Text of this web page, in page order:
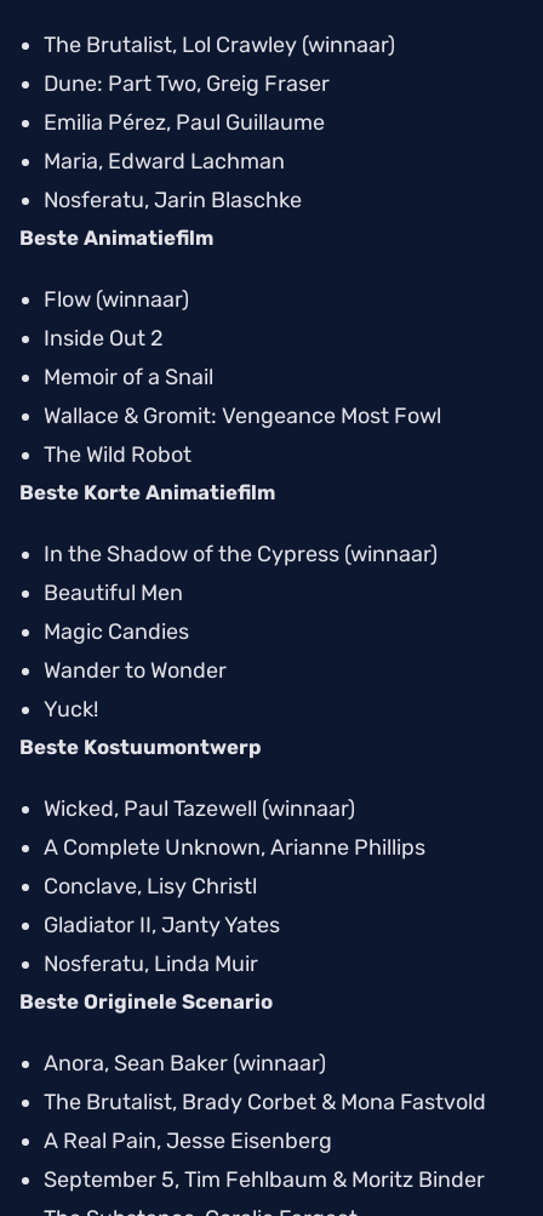
The Brutalist, Lol Crawley (winnaar)
Dune: Part Two, Greig Fraser
Emilia Pérez, Paul Guillaume
Maria, Edward Lachman
Nosferatu, Jarin Blaschke
Beste Animatiefilm
Flow (winnaar)
Inside Out 2
Memoir of a Snail
Wallace & Gromit: Vengeance Most Fowl
The Wild Robot
Beste Korte Animatiefilm
In the Shadow of the Cypress (winnaar)
Beautiful Men
Magic Candies
Wander to Wonder
Yuck!
Beste Kostuumontwerp
Wicked, Paul Tazewell (winnaar)
A Complete Unknown, Arianne Phillips
Conclave, Lisy Christl
Gladiator II, Janty Yates
Nosferatu, Linda Muir
Beste Originele Scenario
Anora, Sean Baker (winnaar)
The Brutalist, Brady Corbet & Mona Fastvold
A Real Pain, Jesse Eisenberg
September 5, Tim Fehlbaum & Moritz Binder